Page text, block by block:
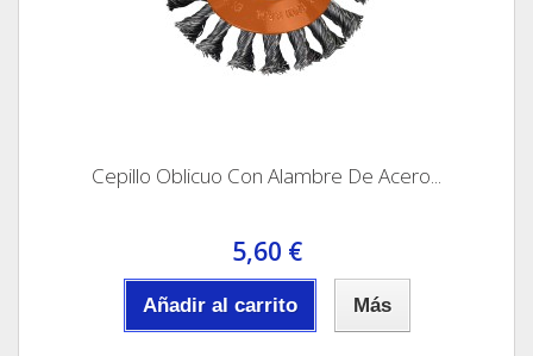
Cepillo Oblicuo Con Alambre De Acero...
5,60 €
Añadir al carrito Más